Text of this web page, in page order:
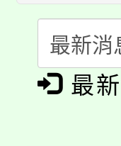
會
115
程
「本
場熱
8/21
最